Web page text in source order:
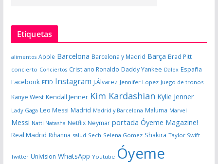
Etiquetas
alimentos Apple Barcelona Barcelona y Madrid Barça Brad Pitt
concierto Conciertos Cristiano Ronaldo Daddy Yankee Dalex España
Facebook FEID Instagram J.Álvarez Jennifer Lopez Juego de tronos
Kanye West Kendall Jenner Kim Kardashian Kylie Jenner
Lady Gaga Leo Messi Madrid Madrid y Barcelona Maluma Marvel
Messi Natti Natasha Netflix Neymar portada Óyeme Magazine!
Real Madrid Rihanna salud Sech Selena Gomez Shakira Taylor Swift
Twitter Univision WhatsApp Youtube Óyeme